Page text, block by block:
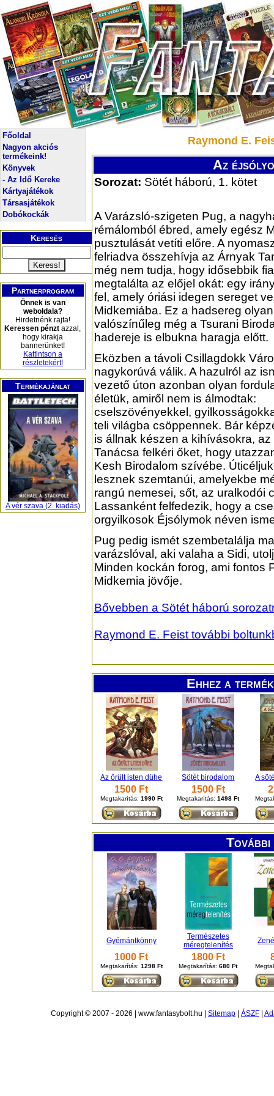
Főoldal
Nagyon akciós
termékeink!
Könyvek
- Az Idő Kereke
Kártyajátékok
Társasjátékok
Dobókockák
Keresés
Partnerprogram
Önnek is van
weboldala?
Hirdetnénk rajta!
Keressen pénzt azzal,
hogy kirakja
bannerünket!
Kattintson a
részletekért!
Termékajánlat
A vér szava (2. kiadás)
Raymond E.
Az
Sorozat: Sötét háború, 1. kötet
A Varázsló-szigeten Pug, a
rémálomból ébred, amely egész
pusztulását vetíti előre. A
felriadva összehívja az Árnyak
még nem tudja, hogy idősebbik
megtalálta az előjel okát: egy
fel, amely óriási idegen sereget
Midkemiába. Ez a hadsereg
valószínűleg még a Tsurani
hadereje is elbukna haragja előtt.
Eközben a távoli Csillagdokk
nagykorúvá válik. A hazulról az
vezető úton azonban olyan
életük, amiről nem is álmodtak:
cselszövényekkel,
teli világba csöppennek. Bár
is állnak készen a kihívásokra, az
Tanácsa felkéri őket, hogy
Kesh Birodalom szívébe.
lesznek szemtanúi, amelyekbe
rangú nemesei, sőt, az uralkodói
Lassanként felfedezik, hogy a
orgyilkosok Éjsólymok néven
Pug pedig ismét szembetalálja
varázslóval, aki valaha a Sidi,
Minden kockán forog, ami fontos
Midkemia jövője.
Bővebben a Sötét háború
Raymond E. Feist további
Ehhez a
Az őrült isten dühe Sötét birodalom A
1500 Ft
Megtakarítás: 1990 Ft
1500 Ft
Megtakarítás:1498 Ft
Gyémántkönny
Természetes
méregtelenítés
1000 Ft
Megtakarítás: 1298 Ft
1800 Ft
Megtakarítás:680 Ft
Copyright © 2007 - 2026 | www.fantasybolt.hu | Sitemap ÁSZF